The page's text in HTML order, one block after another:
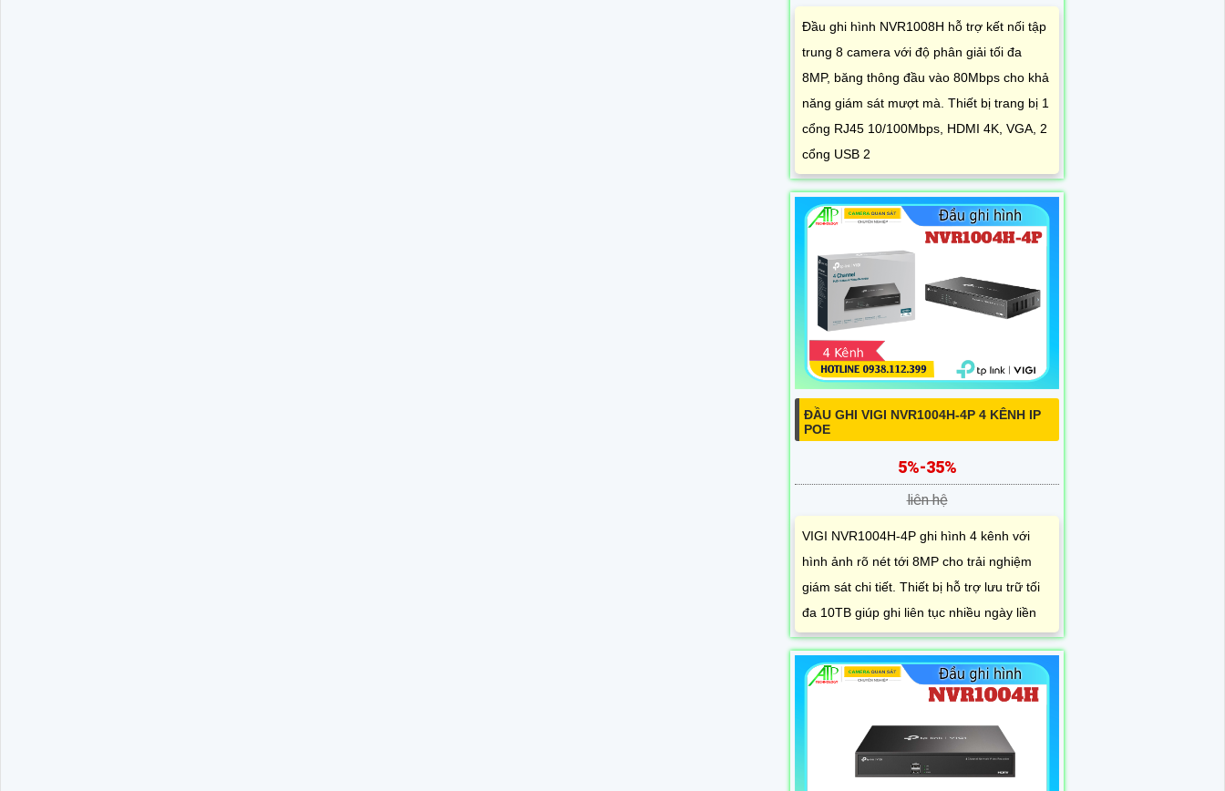
Đầu ghi hình NVR1008H hỗ trợ kết nối tập
trung 8 camera với độ phân giải tối đa
8MP, băng thông đầu vào 80Mbps cho khả
năng giám sát mượt mà. Thiết bị trang bị 1
cổng RJ45 10/100Mbps, HDMI 4K, VGA, 2
cổng USB 2
ĐẦU GHI VIGI NVR1004H-4P 4 KÊNH IP
POE
5%-35%
liên hệ
VIGI NVR1004H-4P ghi hình 4 kênh với
hình ảnh rõ nét tới 8MP cho trải nghiệm
giám sát chi tiết. Thiết bị hỗ trợ lưu trữ tối
đa 10TB giúp ghi liên tục nhiều ngày liền